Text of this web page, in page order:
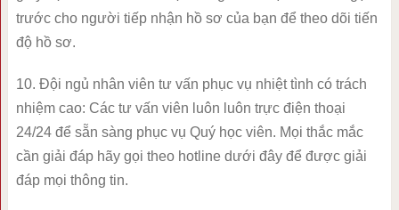
trước cho người tiếp nhận hồ sơ của bạn để theo dõi tiến
độ hồ sơ.
10. Đội ngủ nhân viên tư vấn phục vụ nhiệt tình có trách
nhiệm cao: Các tư vấn viên luôn luôn trực điện thoại
24/24 để sẵn sàng phục vụ Quý học viên. Mọi thắc mắc
cần giải đáp hãy gọi theo hotline dưới đây để được giải
đáp mọi thông tin.